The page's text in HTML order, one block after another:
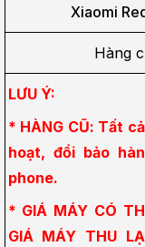
Xiaomi
Hàng
LƯU Ý:
* HÀNG CŨ: Tất
hoạt, đổi bảo
phone.
* GIÁ MÁY CÓ
GIÁ MÁY THU